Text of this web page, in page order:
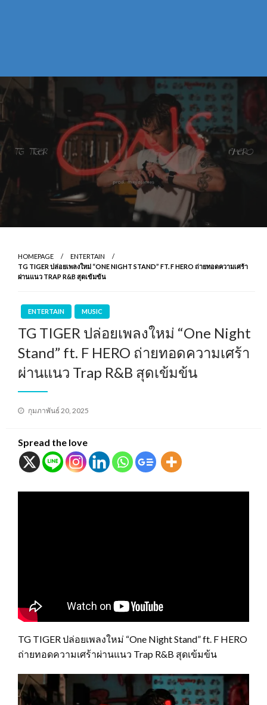
HOMEPAGE
ENTERTAIN
TG TIGER ปล่อยเพลงใหม่ “ONE NIGHT STAND” FT. F HERO ถ่ายทอดความเศร้า
ผ่านแนว TRAP R&B สุดเข้มข้น
ENTERTAIN MUSIC
TG TIGER ปล่อยเพลงใหม่ “One Night
Stand” ft. F HERO ถ่ายทอดความเศร้า
ผ่านแนว Trap R&B สุดเข้มข้น
Posted
กุมภาพันธ์ 20, 2025
Spread the love
TG TIGER ปล่อยเพลงใหม่ “One Night Stand” ft. F HERO
ถ่ายทอดความเศร้าผ่านแนว Trap R&B สุดเข้มข้น